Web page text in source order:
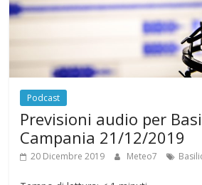
Podcast
Previsioni audio per
Campania 21/12/2019
20 Dicembre 2019 Meteo7